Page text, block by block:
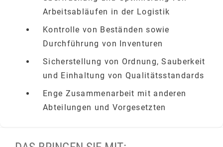
Arbeitsabläufen in der Logistik
Kontrolle von Beständen sowie
Durchführung von Inventuren
Sicherstellung von Ordnung, Sauberkeit
und Einhaltung von Qualitätsstandards
Enge Zusammenarbeit mit anderen
Abteilungen und Vorgesetzten